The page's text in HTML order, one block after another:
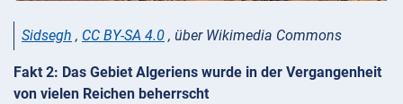
Sidsegh , CC BY-SA 4.0 , über Wikimedia Commons
Fakt 2: Das Gebiet Algeriens wurde in der Vergangenheit
von vielen Reichen beherrscht